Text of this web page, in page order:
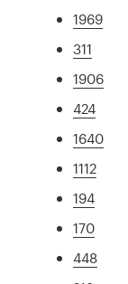
1969
311
1906
424
1640
1112
194
170
448